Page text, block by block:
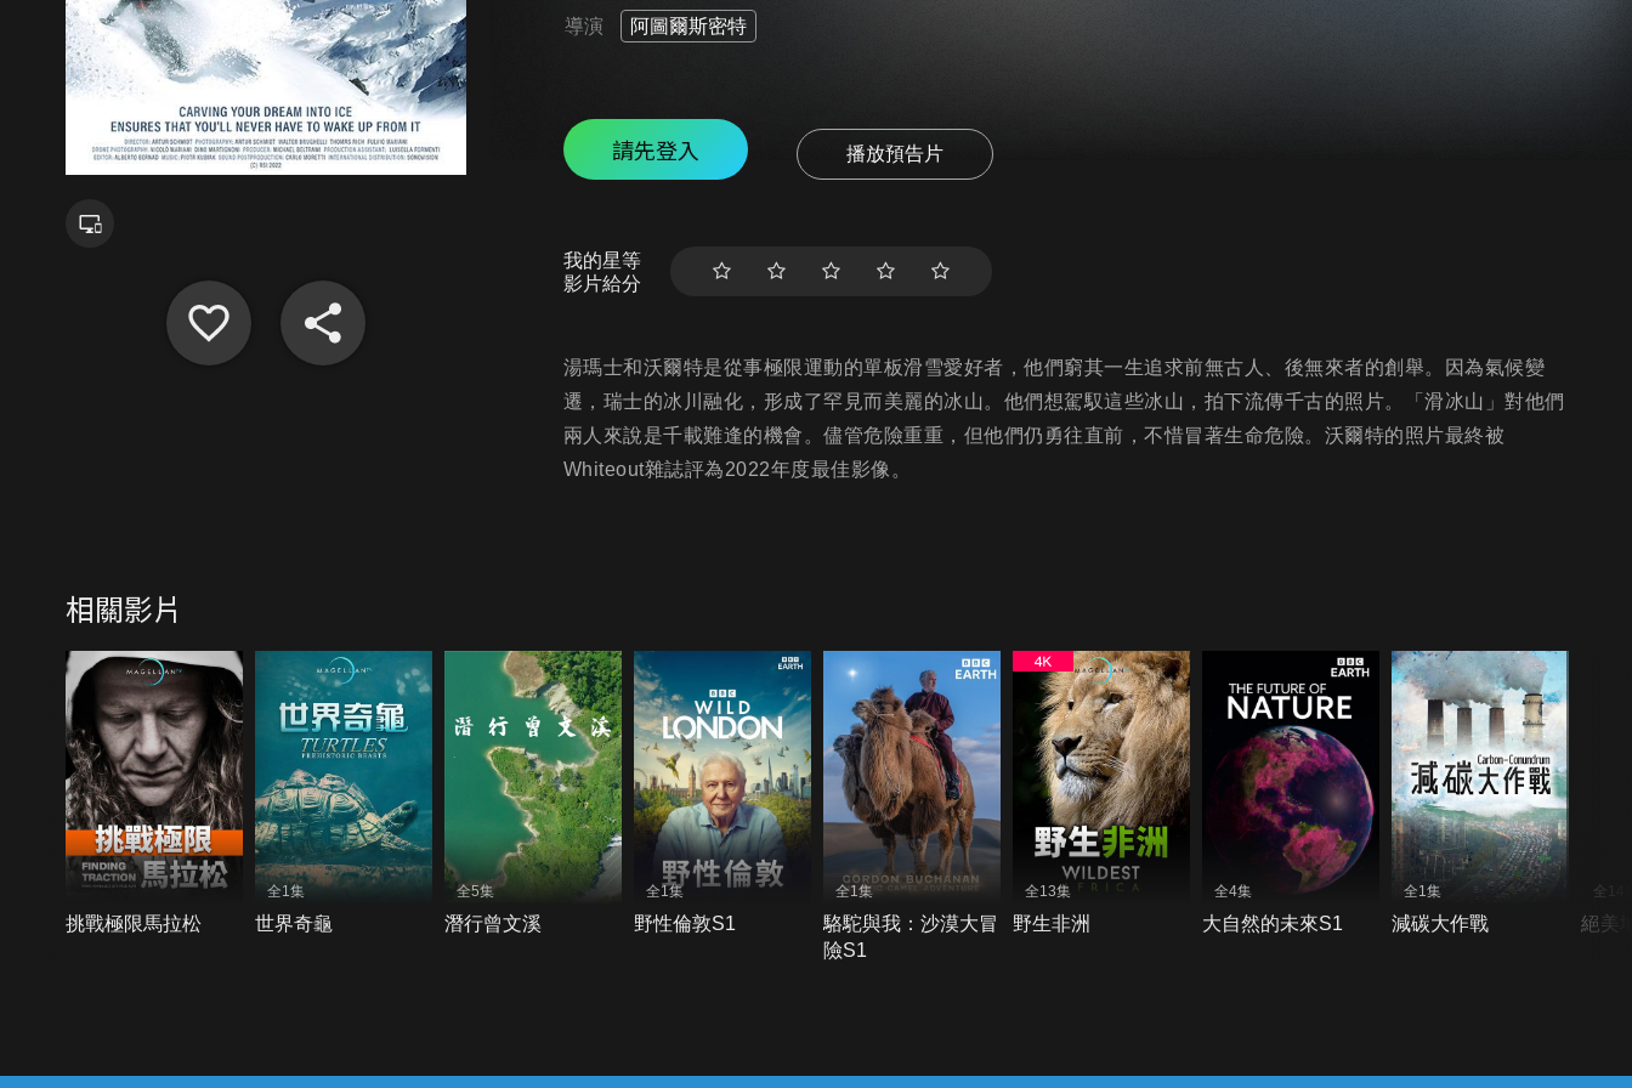
導演 阿圖爾斯密特
請先登入 播放預告片
我的星等
影片給分
湯瑪士和沃爾特是從事極限運動的單板滑雪愛好者，他們窮其一生追求前無古人、後無來者的創舉。因為氣候變
遷，瑞士的冰川融化，形成了罕見而美麗的冰山。他們想駕馭這些冰山，拍下流傳千古的照片。「滑冰山」對他們
兩人來說是千載難逢的機會。儘管危險重重，但他們仍勇往直前，不惜冒著生命危險。沃爾特的照片最終被
Whiteout雜誌評為2022年度最佳影像。
相關影片
挑戰極限馬拉松
全1集
世界奇龜
全5集
潛行曾文溪
全1集
野性倫敦S1
全1集
駱駝與我：沙漠大冒
險S1
全13集
野生非洲
全4集
大自然的未來S1
全1集
減碳大作戰
全14
絕美